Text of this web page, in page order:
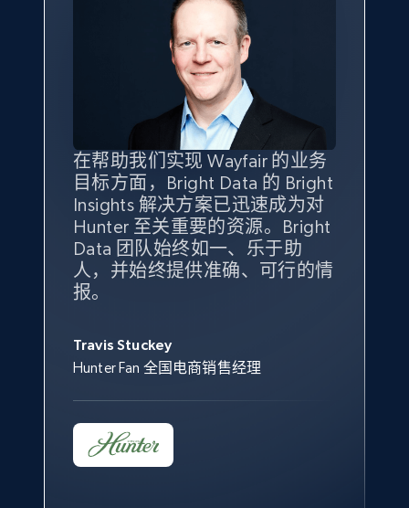
URL, Product id, Title, Seller name, Seller rating,
Seller reviews, Breadcrumbs, Root category, and
359+
eBay - Collect products from shops on eBay
URL, Product id, Title, Seller name, Seller rating,
Seller reviews, Breadcrumbs, Root category, and
more.
eBay - Collect records by category
URL, Product id, Title, Seller name, Seller rating,
Seller reviews, Breadcrumbs, Root category, and
more.
在帮助我们实现 Wayfair 的业务
目标方面，Bright Data 的 Bright
Insights 解决方案已迅速成为对
Hunter 至关重要的资源。Bright
Data 团队始终如一、乐于助
人，并始终提供准确、可行的情
报。
Travis Stuckey
Hunter Fan 全国电商销售经理
Bright Insights 的数据极大地支
持了我们公司的目标。每个产品
类别的市场份额帮助我们以主要
竞争对手为基准，而供应商的销
售情况则从战术上帮助我们的营
销团队扩大产品种类。
Overstock 的客户战略与洞察总监
我们之所以选择 Bright
Insights，是因为它能够跟踪销
售情况，并绘制对我们业务至关
重要的竞争产品类别图。
Yael Fridman
Keter 的市场总监
借助 Bright Data 的解决方案，
我们获得了对市场领域、产品、
竞争格局以及消费者行为趋势的
独特且全面的洞察。
Beverly Taylor
Kingston Brass, Inc. 商品规划总监